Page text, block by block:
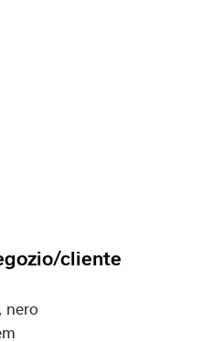
cliente
nero